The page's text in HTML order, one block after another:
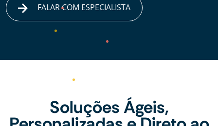
FALAR COM ESPECIALISTA
Soluções Ágeis,